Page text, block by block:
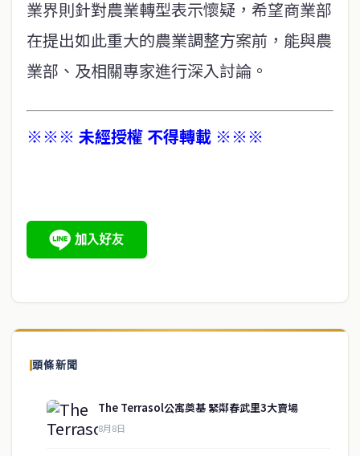
業界則針對農業轉型表示懷疑，希望商業部
在提出如此重大的農業調整方案前，能與農
業部、及相關專家進行深入討論。
※※※ 未經授權 不得轉載 ※※※
頭條新聞
The Terrasol公寓奠基 緊鄰春武里3大賣場
8月8日